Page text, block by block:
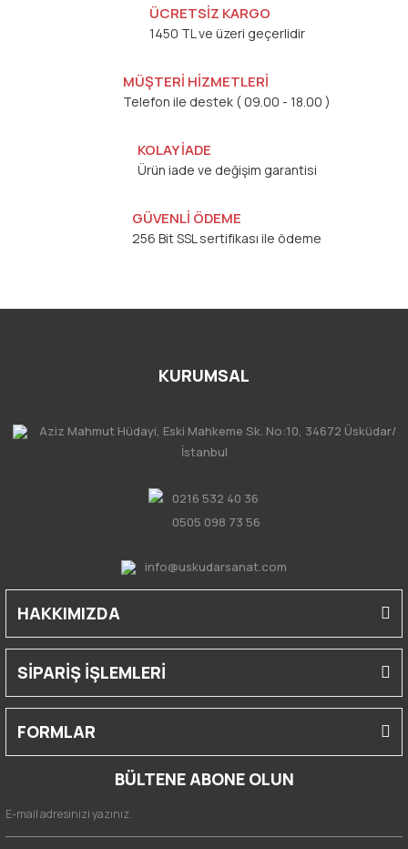
ÜCRETSİZ KARGO
1450 TL ve üzeri geçerlidir
MÜŞTERİ HİZMETLERİ
Telefon ile destek ( 09.00 - 18.00 )
KOLAY İADE
Ürün iade ve değişim garantisi
GÜVENLİ ÖDEME
256 Bit SSL sertifikası ile ödeme
KURUMSAL
Aziz Mahmut Hüdayi, Eski Mahkeme Sk. No:10, 34672 Üsküdar/
İstanbul
0216 532 40 36
0505 098 73 56
info@uskudarsanat.com
HAKKIMIZDA
SİPARİŞ İŞLEMLERİ
FORMLAR
BÜLTENE ABONE OLUN